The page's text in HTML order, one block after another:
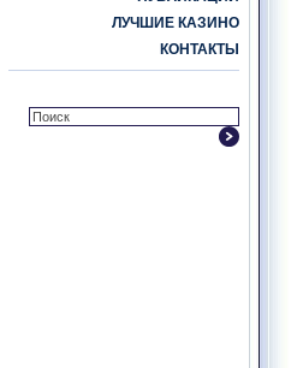
ЛУЧШИЕ КАЗИНО
КОНТАКТЫ